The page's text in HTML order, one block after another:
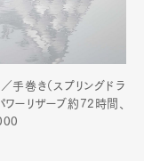
／手巻き（スプリングドラ
ワーリザーブ約72時間、